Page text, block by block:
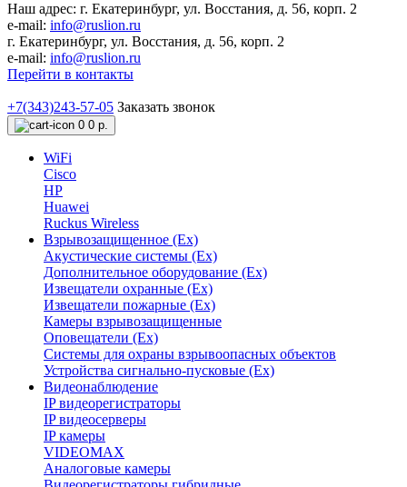
Наш адрес: г. Екатеринбург, ул. Восстания, д. 56, корп. 2
e-mail: info@ruslion.ru
г. Екатеринбург, ул. Восстания, д. 56, корп. 2
e-mail: info@ruslion.ru
Перейти в контакты
+7(343)243-57-05 Заказать звонок
0 0 р.
WiFi
Cisco
HP
Huawei
Ruckus Wireless
Взрывозащищенное (Ex)
Акустические системы (Ex)
Дополнительное оборудование (Ex)
Извещатели охранные (Ex)
Извещатели пожарные (Ex)
Камеры взрывозащищенные
Оповещатели (Ex)
Системы для охраны взрывоопасных объектов
Устройства сигнально-пусковые (Ex)
Видеонаблюдение
IP видеорегистраторы
IP видеосерверы
IP камеры
VIDEOMAX
Аналоговые камеры